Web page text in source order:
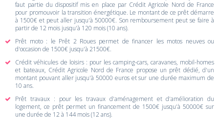
faut partie du dispositif mis en place par Crédit Agricole Nord de France
pour promouvoir la transition énergétique. Le montant de ce prêt démarre
à 1500€ et peut aller jusqu'à 50000€. Son remboursement peut se faire à
partir de 12 mois jusqu'à 120 mois (10 ans).
Prêt moto : le Prêt 2 Roues permet de financer les motos neuves ou
d'occasion de 1500€ jusqu'à 21500€.
Crédit véhicules de loisirs : pour les camping-cars, caravanes, mobil-homes
et bateaux, Crédit Agricole Nord de France propose un prêt dédié, d'un
montant pouvant aller jusqu'à 50000 euros et sur une durée maximum de
10 ans.
Prêt travaux : pour les travaux d'aménagement et d'amélioration du
logement, ce prêt permet un financement de 1500€ jusqu'à 50000€ sur
une durée de 12 à 144 mois (12 ans).